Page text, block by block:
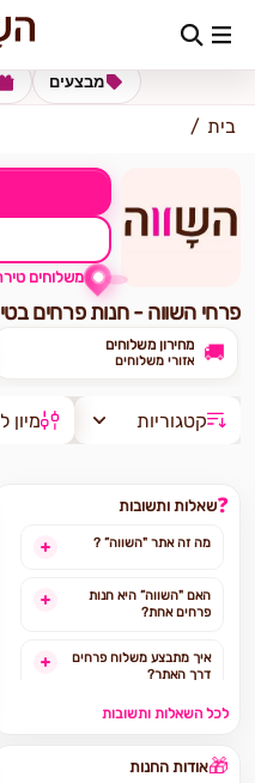
כתובת למשלוח הזינו כתובת
מבצעים
בית
משלוחים
פרחי השווה - חנות פרחים
מחירון משלוחים
אזורי משלוחים 🚚
קטגוריות מיון
❓שאלות ותשובות
מה זה אתר "השווה” ?
האם "השווה” היא חנות
פרחים אחת?
איך מתבצע משלוח פרחים
דרך האתר?
האם ניתן להזמין משלוח
לכל השאלות ותשובות
🎁אודות החנות